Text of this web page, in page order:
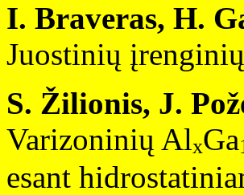
I. Braveras, H.
Juostinių
S. Žilionis, J.
Varizoninių AlxGa
esant